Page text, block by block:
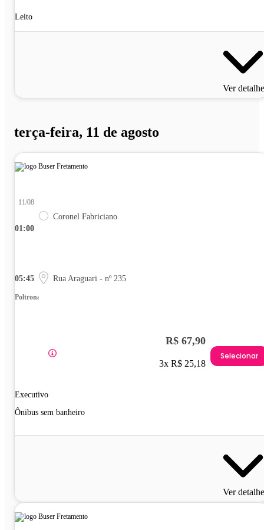
Leito
Ver
terça-feira, 11 de agosto
01:00
11/08
Coronel Fabriciano
05:45 Rua Araguari - nº 235
Poltrona
Executivo
Ônibus sem banheiro
R$ 67,90
3x R$ 25,18
Selecionar
Ver